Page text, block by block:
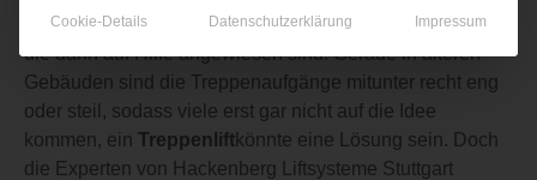
wesentlichem Maße die Alltagsgestaltung der Menschen,
die dann auf Hilfe angewiesen sind. Gerade in älteren
Gebäuden sind die Treppenaufgänge mitunter recht eng
oder steil, sodass viele erst gar nicht auf die Idee
kommen, ein Treppenliftkönnte eine Lösung sein. Doch
die Experten von Hackenberg Liftsysteme Stuttgart
Cookie-Details Datenschutzerklärung Impressum